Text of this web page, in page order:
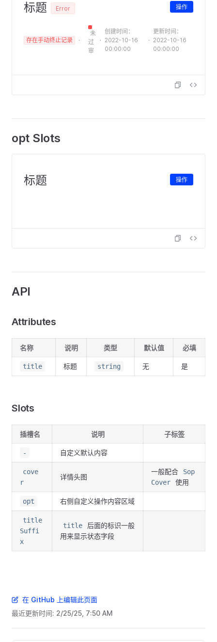
标题 Error
存在手动终止记录
未
过
审
创建时间：
2022-10-16
00:00:00
更新时间：
2022-10-16
00:00:00
操作
opt Slots
标题 操作
API
Attributes
名称 说明 类型 默认值 必填
title 标题 string 无 是
Slots
插槽名 说明 子标签
- 自定义默认内容
cove
r
详情头图
一般配合
Sop
Cover
使用
opt 右侧自定义操作内容区域
title
Suffi
x
title
后面的标识一般
用来显示状态字段
在 GitHub 上编辑此页面
最近更新时间: 2/25/25, 7:50 AM